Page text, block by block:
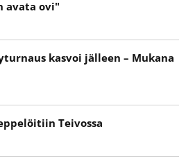
avata ovi"
kasvoi jälleen – Mukana
Teivossa